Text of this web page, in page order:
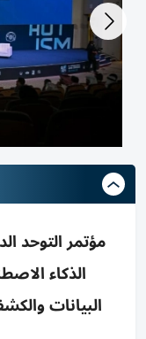
الذكاء
البيانات